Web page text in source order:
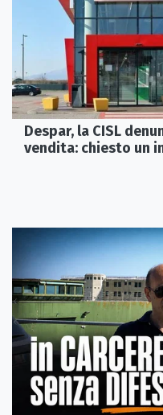
Despar, la CISL
vendita: chiesto un